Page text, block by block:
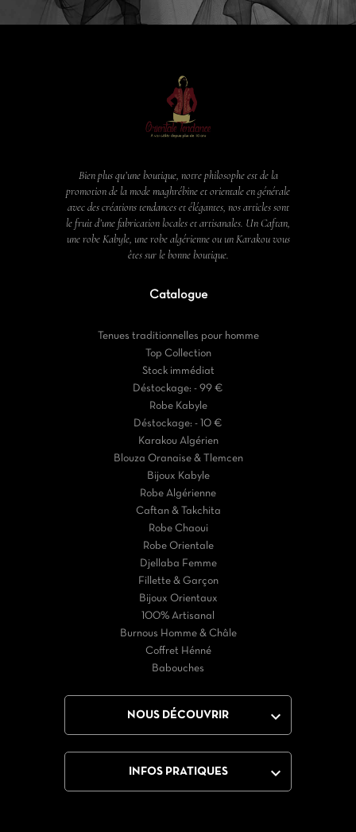
Bien plus qu’une boutique, notre philosophe est de la
promotion de la mode maghrébine et orientale en générale
avec des créations tendances et élégantes, nos articles sont
le fruit d’une fabrication locales et artisanales. Un Caftan,
une robe Kabyle, une robe algérienne ou un Karakou vous
êtes sur le bonne boutique.
Catalogue
Tenues traditionnelles pour homme
Top Collection
Stock immédiat
Déstockage: - 99 €
Robe Kabyle
Déstockage: - 10 €
Karakou Algérien
Blouza Oranaise & Tlemcen
Bijoux Kabyle
Robe Algérienne
Caftan & Takchita
Robe Chaoui
Robe Orientale
Djellaba Femme
Fillette & Garçon
Bijoux Orientaux
100% Artisanal
Burnous Homme & Châle
Coffret Hénné
Babouches
NOUS DÉCOUVRIR 
INFOS PRATIQUES 